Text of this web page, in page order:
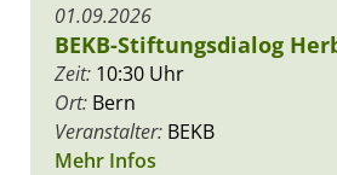
01.09.2026
BEKB-Stiftungsdialog
Zeit: 10:30 Uhr
Ort: Bern
Veranstalter: BEKB
Mehr Infos